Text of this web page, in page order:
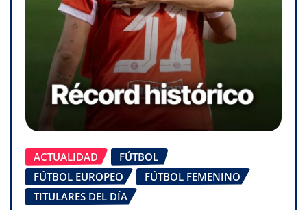
ACTUALIDAD
FÚTBOL
FÚTBOL EUROPEO
FÚTBOL FEMENINO
TITULARES DEL DÍA